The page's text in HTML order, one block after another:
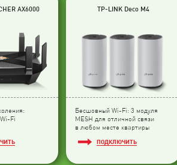
AX6000
Fi
TP-LINK Deco M4
Бесшовный Wi-Fi: 3 модуля
МESH для отличной связи
в любом месте квартиры
ПОДКЛЮЧИТЬ